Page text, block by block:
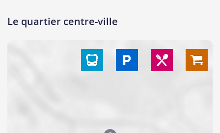
Le quartier centre-ville